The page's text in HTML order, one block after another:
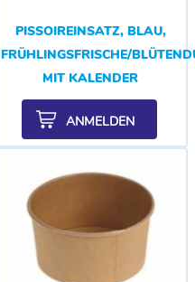
PISSOIREINSATZ, BLAU,
FRÜHLINGSFRISCHE/
MIT KALENDER
ANMELDEN